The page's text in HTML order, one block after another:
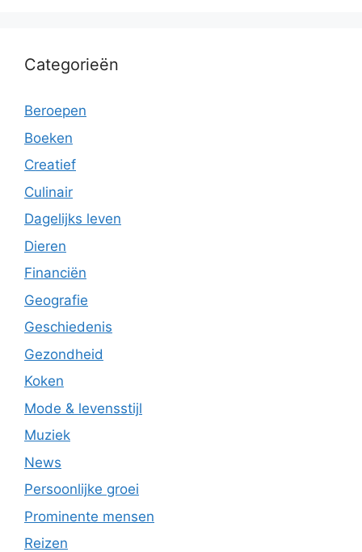
Categorieën
Beroepen
Boeken
Creatief
Culinair
Dagelijks leven
Dieren
Financiën
Geografie
Geschiedenis
Gezondheid
Koken
Mode & levensstijl
Muziek
News
Persoonlijke groei
Prominente mensen
Reizen